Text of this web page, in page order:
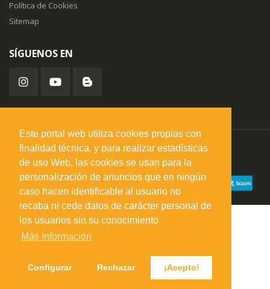
Este portal web utiliza cookies propias con
finalidad técnica, y para realizar estadísticas
de uso Web, las cookies se usan para la
personalización de anuncios que en ningún
caso hacen identificable al usuario no
recaba ni cede datos de carácter personal de
los usuarios sin su conocimiento
Más Información
Configurar Rechazar ¡Acepto!
Política de Cookies
Sitemap
SÍGUENOS EN
misuperfavorito.com.
© 2026. Todos los derechos reservados.